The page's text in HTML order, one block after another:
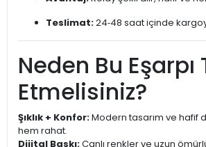
Teslimat:24‑48 saat içinde
Neden Bu Eşarpı
Etmelisiniz?
Şıklık + Konfor:Modern tasarım ve hafif
hem rahat.
Dijital Baskı:Canlı renkler ve uzun